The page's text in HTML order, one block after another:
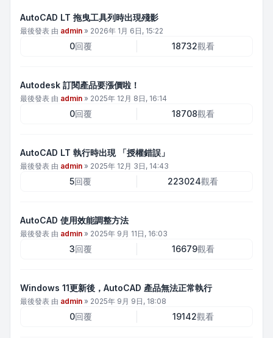
AutoCAD LT 拖曳工具列時出現殘影
最後發表 由 admin » 2026年 1月 6日, 15:22
0回覆 18732觀看
Autodesk 訂閱產品要漲價啦！
最後發表 由 admin » 2025年 12月 8日, 16:14
0回覆 18708觀看
AutoCAD LT 執行時出現 「授權錯誤」
最後發表 由 admin » 2025年 12月 3日, 14:43
5回覆 223024觀看
AutoCAD 使用效能調整方法
最後發表 由 admin » 2025年 9月 11日, 16:03
3回覆 16679觀看
Windows 11更新後，AutoCAD 產品無法正常執行
最後發表 由 admin » 2025年 9月 9日, 18:08
0回覆 19142觀看